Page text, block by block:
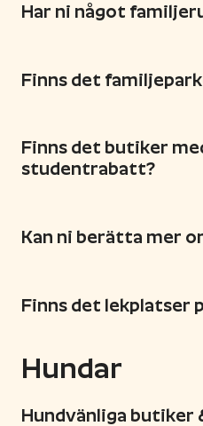
Har ni något
Finns det
Finns det butiker
studentrabatt?
Kan ni berätta mer
Finns det lekplatser
Hundar
Hundvänliga butiker